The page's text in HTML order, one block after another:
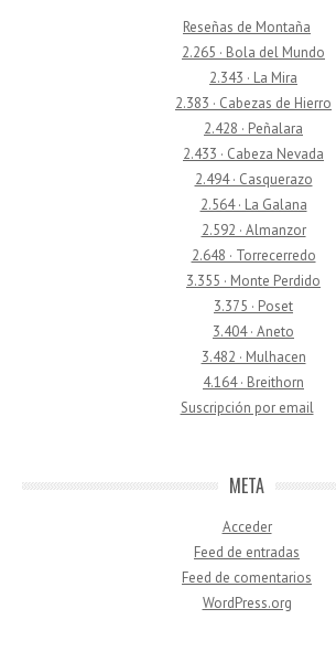
Reseñas de Montaña
2.265 · Bola del Mundo
2.343 · La Mira
2.383 · Cabezas de Hierro
2.428 · Peñalara
2.433 · Cabeza Nevada
2.494 · Casquerazo
2.564 · La Galana
2.592 · Almanzor
2.648 · Torrecerredo
3.355 · Monte Perdido
3.375 · Poset
3.404 · Aneto
3.482 · Mulhacen
4.164 · Breithorn
Suscripción por email
META
Acceder
Feed de entradas
Feed de comentarios
WordPress.org